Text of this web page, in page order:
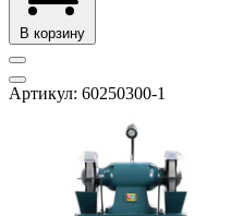
В корзину
Артикул: 60250300-1